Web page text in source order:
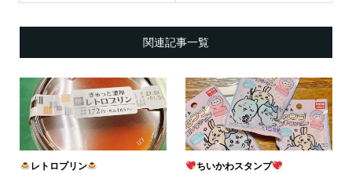
関連記事一覧
レトロプリン ちいかわスタンプ